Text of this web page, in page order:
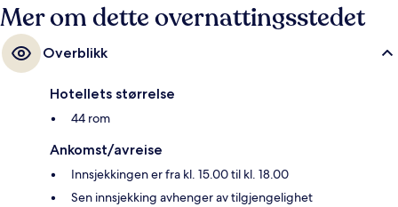
Mer om dette overnattingsstedet
Overblikk
Hotellets størrelse
44 rom
Ankomst/avreise
Innsjekkingen er fra kl. 15.00 til kl. 18.00
Sen innsjekking avhenger av tilgjengelighet